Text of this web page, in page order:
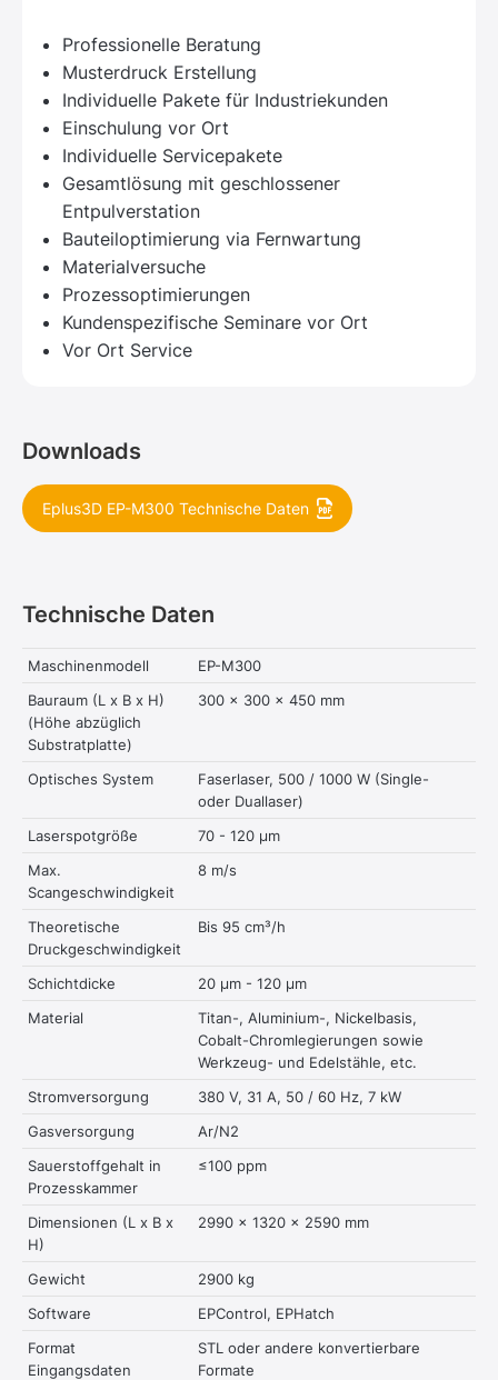
Professionelle Beratung
Musterdruck Erstellung
Individuelle Pakete für Industriekunden
Einschulung vor Ort
Individuelle Servicepakete
Gesamtlösung mit geschlossener
Entpulverstation
Bauteiloptimierung via Fernwartung
Materialversuche
Prozessoptimierungen
Kundenspezifische Seminare vor Ort
Vor Ort Service
Downloads
Eplus3D EP-M300 Technische Daten
Technische Daten
Maschinenmodell
EP-M300
Bauraum (L x B x H)
(Höhe abzüglich
Substratplatte)
300 x 300 x 450 mm
Optisches System
Faserlaser, 500 / 1000 W (Single-
oder Duallaser)
Laserspotgröße
70 - 120 μm
Max.
Scangeschwindigkeit
8 m/s
Theoretische
Druckgeschwindigkeit
Bis 95 cm³/h
Schichtdicke
20 μm - 120 μm
Material
Titan-, Aluminium-, Nickelbasis,
Cobalt-Chromlegierungen sowie
Werkzeug- und Edelstähle, etc.
Stromversorgung
380 V, 31 A, 50 / 60 Hz, 7 kW
Gasversorgung
Ar/N2
Sauerstoffgehalt in
Prozesskammer
≤100 ppm
Dimensionen (L x B x
H)
2990 x 1320 x 2590 mm
Gewicht
2900 kg
Software
EPControl, EPHatch
Format
Eingangsdaten
STL oder andere konvertierbare
Formate